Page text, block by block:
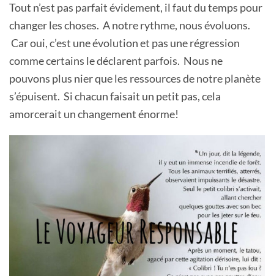
Tout n’est pas parfait évidement, il faut du temps pour
changer les choses. A notre rythme, nous évoluons.
Car oui, c’est une évolution et pas une régression
comme certains le déclarent parfois. Nous ne
pouvons plus nier que les ressources de notre planète
s’épuisent. Si chacun faisait un petit pas, cela
amorcerait un changement énorme!